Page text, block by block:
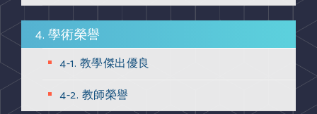
4. 學術榮譽
4-1. 教學傑出優良
4-2. 教師榮譽